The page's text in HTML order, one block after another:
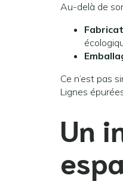
Au-delà de
Ce n’est pas
Lignes
Un